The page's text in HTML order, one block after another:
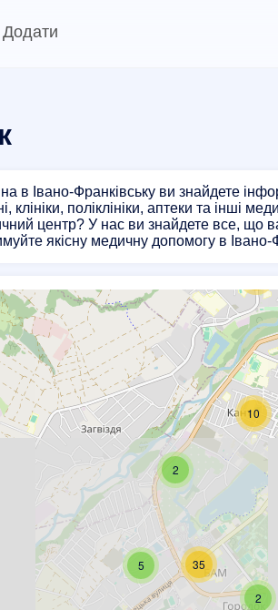
Додати
в Івано-Франківську ви знайдете
клініки, поліклініки, аптеки та інші
центр? У нас ви знайдете все, що
якісну медичну допомогу в Івано-
2
5
2
10
35